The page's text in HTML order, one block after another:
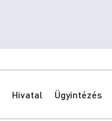
Hivatal Ügyintézés